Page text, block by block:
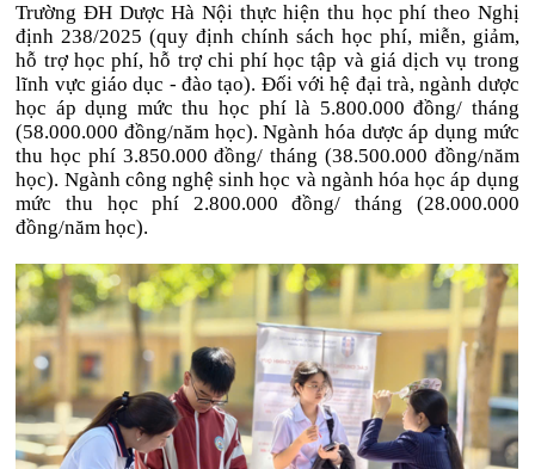
Trường ĐH Dược Hà Nội thực hiện thu học phí theo Nghị
định 238/2025 (quy định chính sách học phí, miễn, giảm,
hỗ trợ học phí, hỗ trợ chi phí học tập và giá dịch vụ trong
lĩnh vực giáo dục - đào tạo). Đối với hệ đại trà, ngành dược
học áp dụng mức thu học phí là 5.800.000 đồng/ tháng
(58.000.000 đồng/năm học). Ngành hóa dược áp dụng mức
thu học phí 3.850.000 đồng/ tháng (38.500.000 đồng/năm
học). Ngành công nghệ sinh học và ngành hóa học áp dụng
mức thu học phí 2.800.000 đồng/ tháng (28.000.000
đồng/năm học).